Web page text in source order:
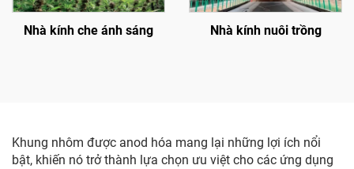
Nhà kính che ánh sáng Nhà kính nuôi trồng
Khung nhôm được anod hóa mang lại những lợi ích nổi
bật, khiến nó trở thành lựa chọn ưu việt cho các ứng dụng